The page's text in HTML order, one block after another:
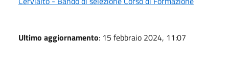
Ultimo aggiornamento: 15 febbraio 2024, 11:07